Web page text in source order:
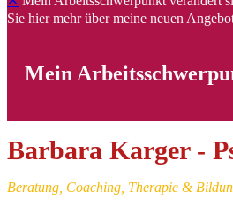
Sie hier mehr über meine neuen
Mein
Barbara Karger -
​Beratung, Coaching, Therapie &